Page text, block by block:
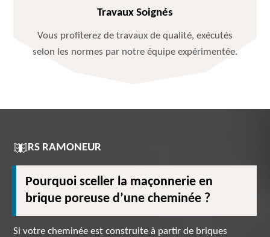
Travaux Soignés
Vous profiterez de travaux de qualité, exécutés
selon les normes par notre équipe expérimentée.
RS RAMONEUR
Pourquoi sceller la maçonnerie en
brique poreuse d’une cheminée ?
Si votre cheminée est construite à partir de briques